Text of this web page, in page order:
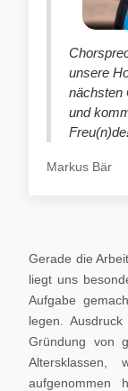
unsere
nächsten
und
Markus Bär
Gerade die
liegt uns
Aufgabe
legen.
Gründung von
Altersklassen,
aufgenommen